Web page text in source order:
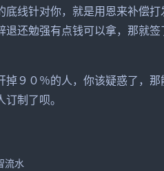
线针对你，就是用恩来补偿
还勉强有点钱可以拿，那就
９０％的人，你该疑惑了，那
制了呗。
流水